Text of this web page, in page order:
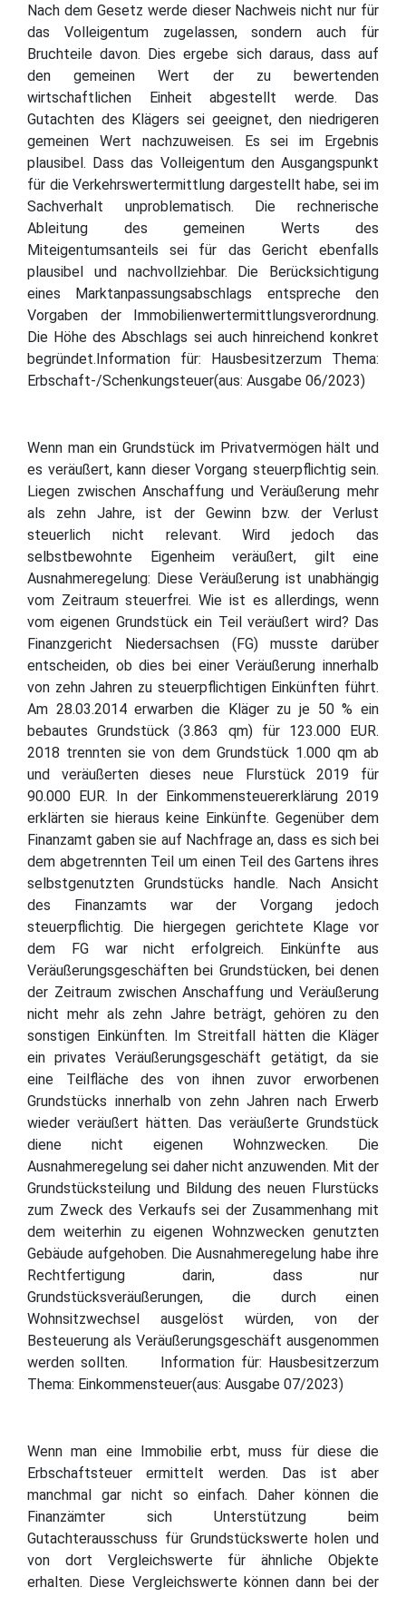
Nach dem Gesetz werde dieser Nachweis nicht nur für
das Volleigentum zugelassen, sondern auch für
Bruchteile davon. Dies ergebe sich daraus, dass auf
den gemeinen Wert der zu bewertenden
wirtschaftlichen Einheit abgestellt werde. Das
Gutachten des Klägers sei geeignet, den niedrigeren
gemeinen Wert nachzuweisen. Es sei im Ergebnis
plausibel. Dass das Volleigentum den Ausgangspunkt
für die Verkehrswertermittlung dargestellt habe, sei im
Sachverhalt unproblematisch. Die rechnerische
Ableitung des gemeinen Werts des
Miteigentumsanteils sei für das Gericht ebenfalls
plausibel und nachvollziehbar. Die Berücksichtigung
eines Marktanpassungsabschlags entspreche den
Vorgaben der Immobilienwertermittlungsverordnung.
Die Höhe des Abschlags sei auch hinreichend konkret
begründet.Information für: Hausbesitzerzum Thema:
Erbschaft-/Schenkungsteuer(aus: Ausgabe 06/2023)
Wenn man ein Grundstück im Privatvermögen hält und
es veräußert, kann dieser Vorgang steuerpflichtig sein.
Liegen zwischen Anschaffung und Veräußerung mehr
als zehn Jahre, ist der Gewinn bzw. der Verlust
steuerlich nicht relevant. Wird jedoch das
selbstbewohnte Eigenheim veräußert, gilt eine
Ausnahmeregelung: Diese Veräußerung ist unabhängig
vom Zeitraum steuerfrei. Wie ist es allerdings, wenn
vom eigenen Grundstück ein Teil veräußert wird? Das
Finanzgericht Niedersachsen (FG) musste darüber
entscheiden, ob dies bei einer Veräußerung innerhalb
von zehn Jahren zu steuerpflichtigen Einkünften führt.
Am 28.03.2014 erwarben die Kläger zu je 50 % ein
bebautes Grundstück (3.863 qm) für 123.000 EUR.
2018 trennten sie von dem Grundstück 1.000 qm ab
und veräußerten dieses neue Flurstück 2019 für
90.000 EUR. In der Einkommensteuererklärung 2019
erklärten sie hieraus keine Einkünfte. Gegenüber dem
Finanzamt gaben sie auf Nachfrage an, dass es sich bei
dem abgetrennten Teil um einen Teil des Gartens ihres
selbstgenutzten Grundstücks handle. Nach Ansicht
des Finanzamts war der Vorgang jedoch
steuerpflichtig. Die hiergegen gerichtete Klage vor
dem FG war nicht erfolgreich. Einkünfte aus
Veräußerungsgeschäften bei Grundstücken, bei denen
der Zeitraum zwischen Anschaffung und Veräußerung
nicht mehr als zehn Jahre beträgt, gehören zu den
sonstigen Einkünften. Im Streitfall hätten die Kläger
ein privates Veräußerungsgeschäft getätigt, da sie
eine Teilfläche des von ihnen zuvor erworbenen
Grundstücks innerhalb von zehn Jahren nach Erwerb
wieder veräußert hätten. Das veräußerte Grundstück
diene nicht eigenen Wohnzwecken. Die
Ausnahmeregelung sei daher nicht anzuwenden. Mit der
Grundstücksteilung und Bildung des neuen Flurstücks
zum Zweck des Verkaufs sei der Zusammenhang mit
dem weiterhin zu eigenen Wohnzwecken genutzten
Gebäude aufgehoben. Die Ausnahmeregelung habe ihre
Rechtfertigung darin, dass nur
Grundstücksveräußerungen, die durch einen
Wohnsitzwechsel ausgelöst würden, von der
Besteuerung als Veräußerungsgeschäft ausgenommen
werden sollten. Information für: Hausbesitzerzum
Thema: Einkommensteuer(aus: Ausgabe 07/2023)
Wenn man eine Immobilie erbt, muss für diese die
Erbschaftsteuer ermittelt werden. Das ist aber
manchmal gar nicht so einfach. Daher können die
Finanzämter sich Unterstützung beim
Gutachterausschuss für Grundstückswerte holen und
von dort Vergleichswerte für ähnliche Objekte
erhalten. Diese Vergleichswerte können dann bei der